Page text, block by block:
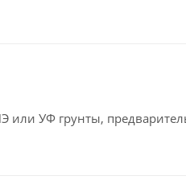
или УФ грунты,